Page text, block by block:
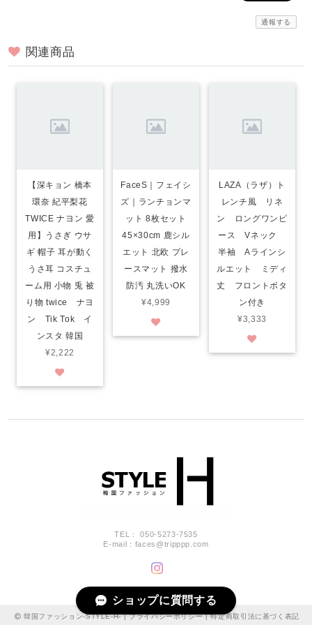
通報する
関連商品
【深キョン 橋本
環奈 紀平梨花
TWICE ナヨン 愛
用】うさぎ ウサ
ギ 帽子 耳が動く
うさ耳 コスチュ
ーム用 小物 兎 被
り物 twice ナヨ
ン Tik Tok イ
ンスタ 韓国
¥2,222
FaceS｜フェイシ
ズ｜ランチョンマ
ット 8枚セット
45×30cm 鹿シル
エット 北欧 プレ
ースマット 撥水
防汚 丸洗いOK
¥4,999
LAZA（ラザ）ト
レンチ風 リネ
ン ロングワンピ
ース Vネック
半袖 Aラインシ
ルエット ミディ
丈 フロントボタ
ン付き
¥3,333
TEL： 050-5273-7535
E-mail： faces@tripppp.com
韓国ファッション-STYLE-H- |プライバシーポリシー|特定商取引法に基づく表記
ショップに質問する